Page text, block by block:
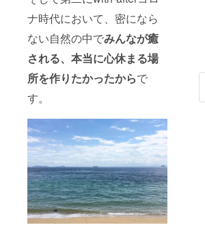
ナ時代において、密になら
ない自然の中でみんなが癒
される、本当に心休まる場
所を作りたかったからで
す。